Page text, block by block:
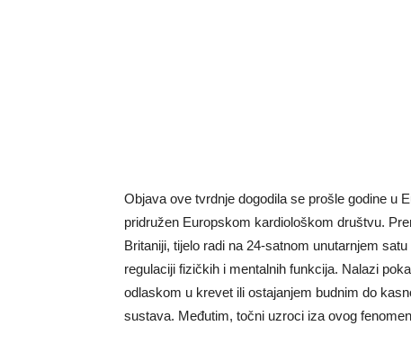
Objava ove tvrdnje dogodila se prošle godine u
pridružen Europskom kardiološkom društvu.
Britaniji, tijelo radi na 24-satnom unutarnjem
regulaciji fizičkih i mentalnih funkcija. Nalazi
odlaskom u krevet ili ostajanjem budnim do
sustava. Međutim, točni uzroci iza ovog